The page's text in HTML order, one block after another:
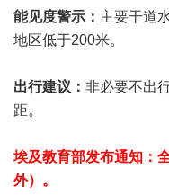
能见度警示： 主要干道
地区低于200米。
出行建议： 非必要不出
距。
埃及教育部发布通知：
外）。